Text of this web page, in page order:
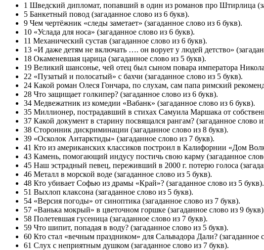
1 Шведский дипломат, попавший в один из романов про Штирлица
5 Банкетный повод (загаданное слово из 6 букв).
9 Чем чертёжник «следы заметает» (загаданное слово из 6 букв).
10 «Услада для носа» (загаданное слово из 6 букв).
11 Механический сустав (загаданное слово из 6 букв).
13 «И даже детям не включать …. он ворует у людей детство»
18 Окаменевшая царица (загаданное слово из 5 букв).
19 Великий шансонье, чей отец был сыном повара императора
22 «Пузатый и полосатый» с бахчи (загаданное слово из 5 букв).
24 Какой роман Олеся Гончара, по слухам, сам папа римский
28 Что защищает голкипер? (загаданное слово из 6 букв).
34 Медвежатник из комедии «Вабанк» (загаданное слово из 6 букв).
35 Миллионер, пострадавший в стихах Самуила Маршака от
37 Какой документ в старину посвящался рангам? (загаданное слово
38 Сторонник дискриминации (загаданное слово из 8 букв).
39 «Осколок Антарктиды» (загаданное слово из 7 букв).
41 Кто из американских классиков построил в Калифорнии «Дом
43 Камень, помогающий индусу постичь свою карму (загаданное
45 Наш эстрадный певец, переживший в 2000 г. потерю голоса
46 Металл в морской воде (загаданное слово из 5 букв).
48 Кто убивает Софью из драмы «Край»? (загаданное слово из 5 букв).
51 Выхлоп клаксона (загаданное слово из 5 букв).
54 «Версия погоды» от синоптика (загаданное слово из 7 букв).
57 «Ванька мокрый» в цветочном горшке (загаданное слово из 9
58 Полетевшая гусеница (загаданное слово из 7 букв).
59 Что шипит, попадая в воду? (загаданное слово из 5 букв).
60 Кто стал «вечным праздником» для Сальвадора Дали? (загаданное
61 Слух с неприятным душком (загаданное слово из 7 букв).